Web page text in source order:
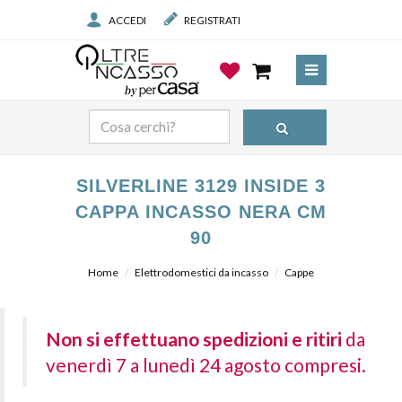
ACCEDI REGISTRATI
SILVERLINE 3129 INSIDE 3
CAPPA INCASSO NERA CM
90
Home Elettrodomestici da incasso Cappe
Non si effettuano spedizioni e ritiri da
venerdì 7 a lunedì 24 agosto compresi.